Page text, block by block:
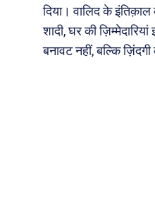
दिया। वालिद के
शादी, घर की
बनावट नहीं, बल्कि